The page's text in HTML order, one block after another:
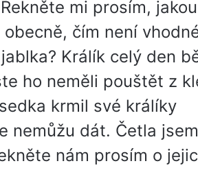
mi prosím,
čím není
Králík celý den
ho neměli pouštět z
krmil své králíky
nemůžu dát. Četla
nám prosím o